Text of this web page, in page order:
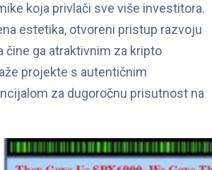
koja privlači sve više investitora.
estetika, otvoreni pristup razvoju
čine ga atraktivnim za kripto
projekte s autentičnim
za dugoročnu prisutnost na